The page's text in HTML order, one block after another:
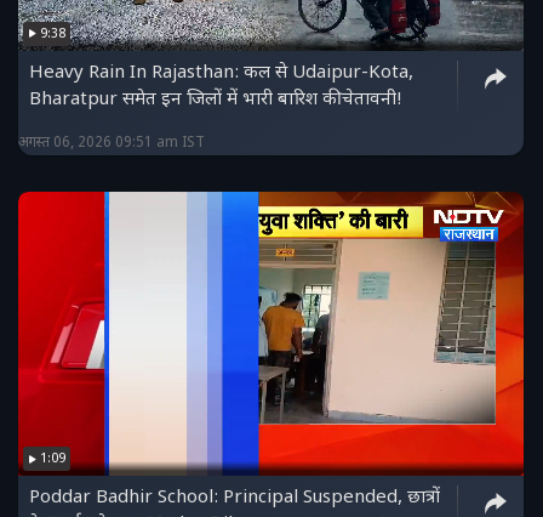
9:38
Heavy Rain In Rajasthan: कल से Udaipur-Kota,
Bharatpur समेत इन जिलों में भारी बारिश की चेतावनी!
अगस्त 06, 2026 09:51 am IST
1:09
Poddar Badhir School: Principal Suspended, छात्रों